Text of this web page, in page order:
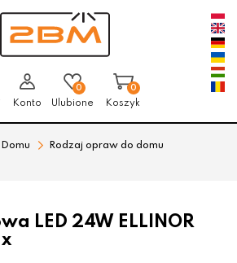
Konto
0
Ulubione
0
Koszyk
Rodzaj opraw do domu
LED 24W ELLINOR